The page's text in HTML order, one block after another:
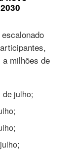
milhões de
de julho;